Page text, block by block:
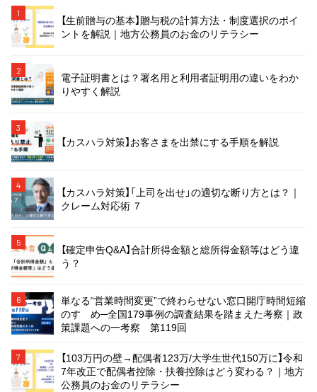
1
【生前贈与の基本】贈与税の計算方法・制度選択のポイ
ントを解説｜地方公務員のお金のリテラシー
2
電子証明書とは？署名用と利用者証明用の違いをわか
りやすく解説
3
【カスハラ対策】お客さまを出禁にする手順を解説
4
【カスハラ対策】「上司を出せ」の適切な断り方とは？｜
クレーム対応術 ７
5
【確定申告Q&A】合計所得金額と総所得金額等はどう違
う？
6
単なる“営業時間変更”で終わらせない窓口開庁時間短縮
のすゝめ─全国179事例の調査結果を踏まえた考察｜政
策課題への一考察 第119回
7
【103万円の壁→配偶者123万/大学生世代150万に】令和
7年改正で配偶者控除・扶養控除はどう変わる？｜地方
公務員のお金のリテラシー